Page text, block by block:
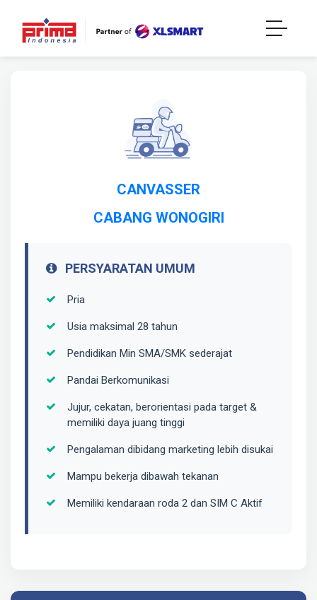
CANVASSER
CABANG WONOGIRI
PERSYARATAN UMUM
Pria
Usia maksimal 28 tahun
Pendidikan Min SMA/SMK sederajat
Pandai Berkomunikasi
Jujur, cekatan, berorientasi pada target &
memiliki daya juang tinggi
Pengalaman dibidang marketing lebih disukai
Mampu bekerja dibawah tekanan
Memiliki kendaraan roda 2 dan SIM C Aktif